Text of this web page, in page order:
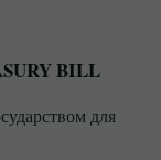
BILL
для